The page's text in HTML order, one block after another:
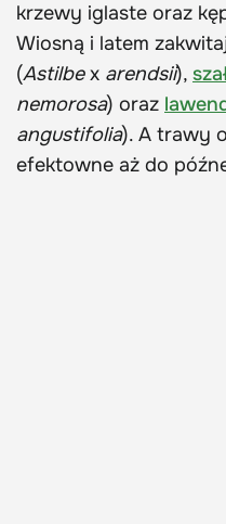
krzewy iglaste oraz
Wiosną i latem
(Astilbex arendsii),
nemorosa) oraz
angustifolia). A trawy
efektowne aż do